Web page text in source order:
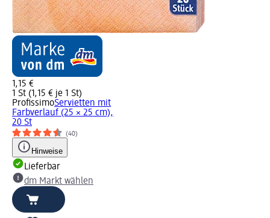
1,15 €
1 St (1,15 € je 1 St)
ProfissimoServietten mit
Farbverlauf (25 × 25 cm),
20 St
(40)
Hinweise
Lieferbar
dm Markt wählen